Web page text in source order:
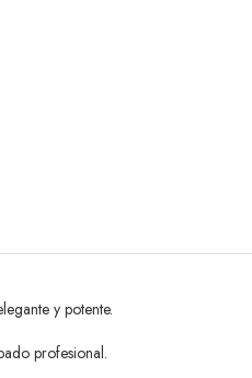
y potente.
profesional.